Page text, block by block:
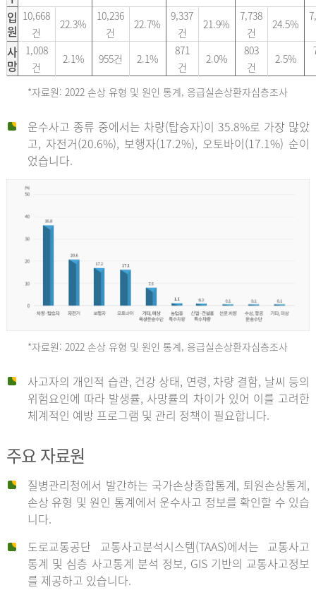
입
원
10,668
건
22.3%
10,236
건
22.7%
9,337
건
21.9%
7,738
건
24.5%
사
망
1,008
건
2.1% 955건 2.1%
871
건
2.0%
803
건
2.5%
*자료원: 2022 손상 유형 및 원인 통계, 응급실손상환자심층조사
운수사고 종류 중에서는 차량(탑승자)이 35.8%로 가장 많았
고, 자전거(20.6%), 보행자(17.2%), 오토바이(17.1%) 순이
었습니다.
사
*자료원: 2022 손상 유형 및 원인 통계, 응급실손상환자심층조사
사고자의 개인적 습관, 건강 상태, 연령, 차량 결함, 날씨 등의
위험요인에 따라 발생률, 사망률의 차이가 있어 이를 고려한
체계적인 예방 프로그램 및 관리 정책이 필요합니다.
주요 자료원
질병관리청에서 발간하는 국가손상종합통계, 퇴원손상통계,
손상 유형 및 원인 통계에서 운수사고 정보를 확인할 수 있습
니다.
도로교통공단 교통사고분석시스템(TAAS)에서는 교통사고
통계 및 심층 사고통계 분석 정보, GIS 기반의 교통사고정보
를 제공하고 있습니다.